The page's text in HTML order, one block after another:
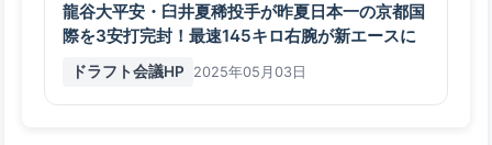
龍谷大平安・臼井夏稀投手が昨夏日本一の京都国
際を3安打完封！最速145キロ右腕が新エースに
ドラフト会議HP 2025年05月03日